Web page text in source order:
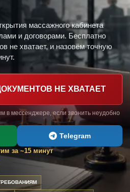
массажного кабинета
и договорами. Бесплатно
не хватает, и назовём точную
НЕ ХВАТАЕТ
в мессенджере, если звонить неудобно
Telegram
за ~15 минут